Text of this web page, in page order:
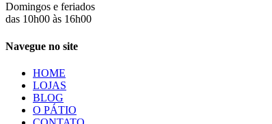
Domingos e feriados
das 10h00 às 16h00
Navegue no site
HOME
LOJAS
BLOG
O PÁTIO